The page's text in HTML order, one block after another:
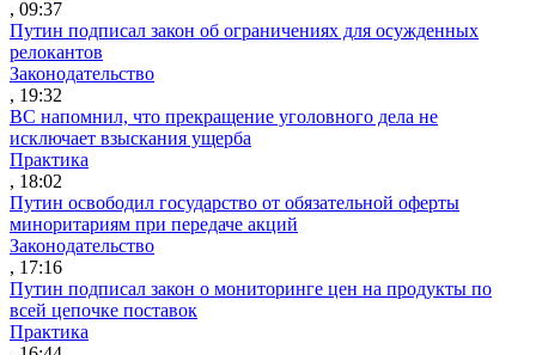
, 09:37
Путин подписал закон об ограничениях для осужденных
релокантов
Законодательство
, 19:32
ВС напомнил, что прекращение уголовного дела не
исключает взыскания ущерба
Практика
, 18:02
Путин освободил государство от обязательной оферты
миноритариям при передаче акций
Законодательство
, 17:16
Путин подписал закон о мониторинге цен на продукты по
всей цепочке поставок
Практика